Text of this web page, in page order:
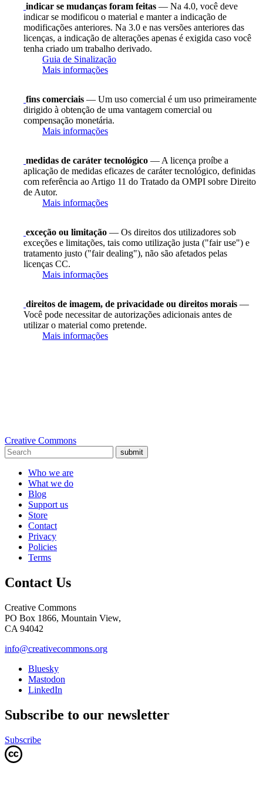
indicar se mudanças foram feitas — Na 4.0, você deve
indicar se modificou o material e manter a indicação de
modificações anteriores. Na 3.0 e nas versões anteriores das
licenças, a indicação de alterações apenas é exigida caso você
tenha criado um trabalho derivado.
Guia de Sinalização
Mais informações
fins comerciais — Um uso comercial é um uso primeiramente
dirigido à obtenção de uma vantagem comercial ou
compensação monetária.
Mais informações
medidas de caráter tecnológico — A licença proíbe a
aplicação de medidas eficazes de caráter tecnológico, definidas
com referência ao Artigo 11 do Tratado da OMPI sobre Direito
de Autor.
Mais informações
exceção ou limitação — Os direitos dos utilizadores sob
exceções e limitações, tais como utilização justa ("fair use") e
tratamento justo ("fair dealing"), não são afetados pelas
licenças CC.
Mais informações
direitos de imagem, de privacidade ou direitos morais —
Você pode necessitar de autorizações adicionais antes de
utilizar o material como pretende.
Mais informações
Creative Commons
submit
Who we are
What we do
Blog
Support us
Store
Contact
Privacy
Policies
Terms
Contact Us
Creative Commons
PO Box 1866, Mountain View,
CA 94042
info@creativecommons.org
Bluesky
Mastodon
LinkedIn
Subscribe to our newsletter
Subscribe